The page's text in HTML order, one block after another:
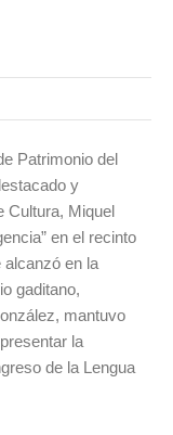
Patrimonio del
y
Cultura, Miquel
en el recinto
alcanzó en la
gaditano,
mantuvo
la
de la Lengua